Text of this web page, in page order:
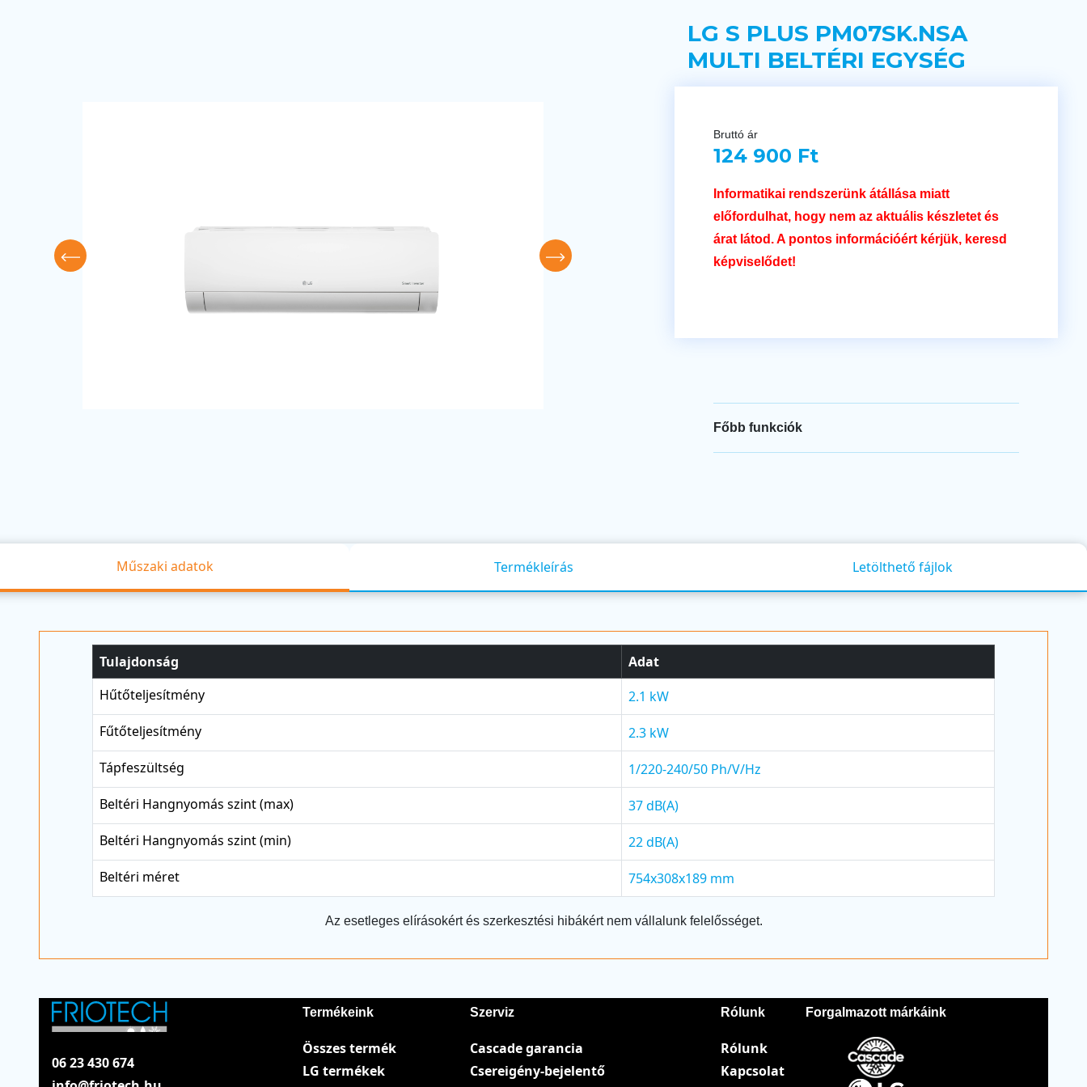
LG S PLUS PM07SK.NSA
MULTI BELTÉRI EGYSÉG
Bruttó ár
124 900 Ft
Informatikai rendszerünk átállása miatt
előfordulhat, hogy nem az aktuális készletet és
árat látod. A pontos információért kérjük, keresd
képviselődet!
Főbb funkciók
Műszaki adatok Termékleírás Letölthető fájlok
Tulajdonság
Adat
Hűtőteljesítmény
2.1 kW
Fűtőteljesítmény
2.3 kW
Tápfeszültség
1/220-240/50 Ph/V/Hz
Beltéri Hangnyomás szint (max)
37 dB(A)
Beltéri Hangnyomás szint (min)
22 dB(A)
Beltéri méret
754x308x189 mm
Az esetleges elírásokért és szerkesztési hibákért nem vállalunk felelősséget.
06 23 430 674
Termékeink
Összes termék
LG termékek
Szerviz
Cascade garancia
Csereigény-bejelentő
Rólunk
Rólunk
Kapcsolat
Forgalmazott márkáink